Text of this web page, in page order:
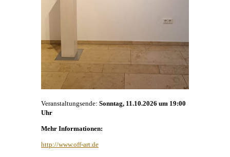
Veranstaltungsende: Sonntag, 11.10.2026 um 19:00
Uhr
Mehr Informationen:
http://www.off-art.de